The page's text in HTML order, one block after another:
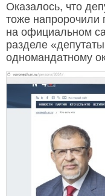
Оказалось, что
тоже напророчили
на официальном
разделе
одномандатному